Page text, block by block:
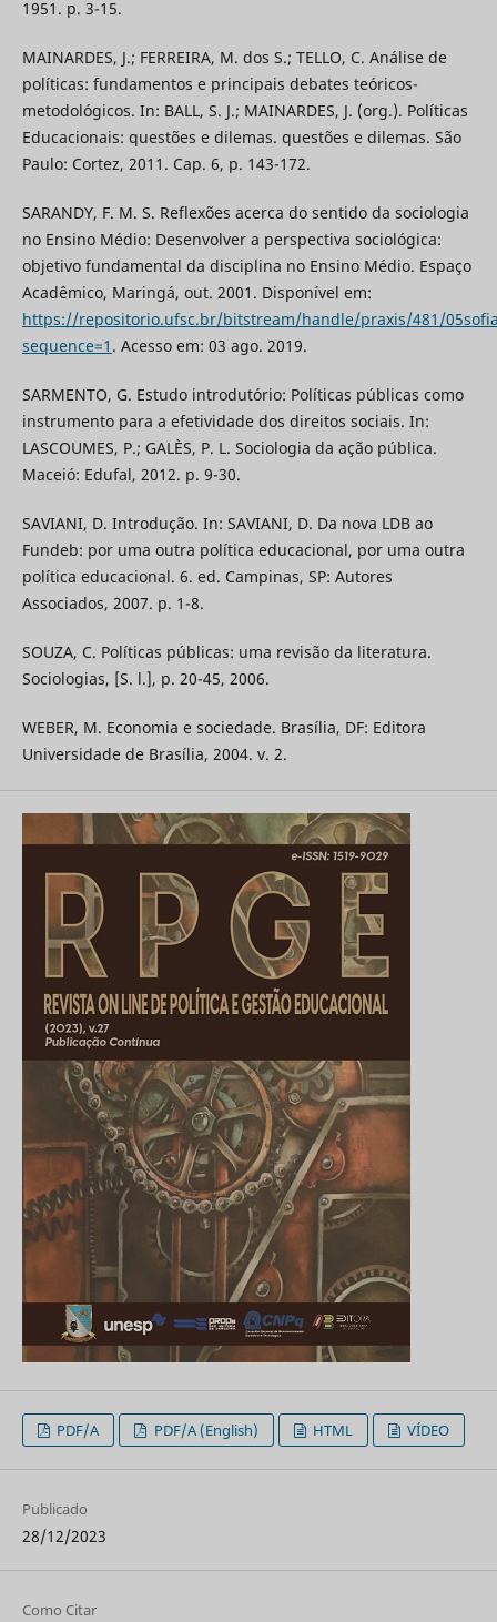
1951. p. 3-15.
MAINARDES, J.; FERREIRA, M. dos S.; TELLO, C. Análise de
políticas: fundamentos e principais debates teóricos-
metodológicos. In: BALL, S. J.; MAINARDES, J. (org.). Políticas
Educacionais: questões e dilemas. questões e dilemas. São
Paulo: Cortez, 2011. Cap. 6, p. 143-172.
SARANDY, F. M. S. Reflexões acerca do sentido da sociologia
no Ensino Médio: Desenvolver a perspectiva sociológica:
objetivo fundamental da disciplina no Ensino Médio. Espaço
Acadêmico, Maringá, out. 2001. Disponível em:
https://repositorio.ufsc.br/bitstream/handle/praxis/481/
sequence=1 . Acesso em: 03 ago. 2019.
SARMENTO, G. Estudo introdutório: Políticas públicas como
instrumento para a efetividade dos direitos sociais. In:
LASCOUMES, P.; GALÈS, P. L. Sociologia da ação pública.
Maceió: Edufal, 2012. p. 9-30.
SAVIANI, D. Introdução. In: SAVIANI, D. Da nova LDB ao
Fundeb: por uma outra política educacional, por uma outra
política educacional. 6. ed. Campinas, SP: Autores
Associados, 2007. p. 1-8.
SOUZA, C. Políticas públicas: uma revisão da literatura.
Sociologias, [S. l.], p. 20-45, 2006.
WEBER, M. Economia e sociedade. Brasília, DF: Editora
Universidade de Brasília, 2004. v. 2.
PDF/A PDF/A (English) HTML VÍDEO
Publicado
28/12/2023
Como Citar